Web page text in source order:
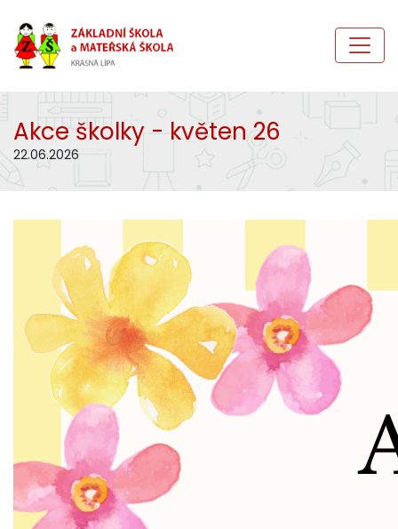
Akce školky - květen 26
22.06.2026